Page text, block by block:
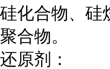
硅化合物、硅
聚合物。
还原剂：